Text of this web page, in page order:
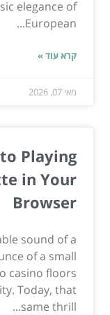
elegance of
European...
קרא עוד »
מאי 07, 2026
Playing
in Your
Browser
sound of a
of a small
casino floors
Today, that
same thrill...